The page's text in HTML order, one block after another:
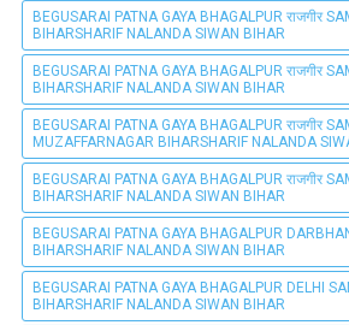
BEGUSARAI PATNA GAYA BHAGALPUR राजगीर
BIHARSHARIF NALANDA SIWAN BIHAR
BEGUSARAI PATNA GAYA BHAGALPUR राजगीर
BIHARSHARIF NALANDA SIWAN BIHAR
BEGUSARAI PATNA GAYA BHAGALPUR राजगीर
MUZAFFARNAGAR BIHARSHARIF NALANDA
BEGUSARAI PATNA GAYA BHAGALPUR राजगीर
BIHARSHARIF NALANDA SIWAN BIHAR
BEGUSARAI PATNA GAYA BHAGALPUR
BIHARSHARIF NALANDA SIWAN BIHAR
BEGUSARAI PATNA GAYA BHAGALPUR DELHI
BIHARSHARIF NALANDA SIWAN BIHAR